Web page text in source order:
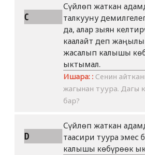
C
Сүйлөп жаткан
талкууну
да, алар зыян
каалайт деп
жасалып калышы
ыктымал.
Ишара: : Сенин
жагынан туура. Дагы
бар?
D
Сүйлөп жаткан
таасири туура эмес
калышы көбүрөөк